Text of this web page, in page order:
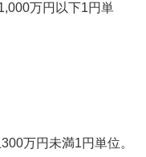
万円以下1円単
万円未満1円単位。